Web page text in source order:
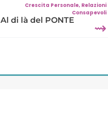
Crescita Personale, Relazioni
Consapevoli
Al di là del PONTE ⇝